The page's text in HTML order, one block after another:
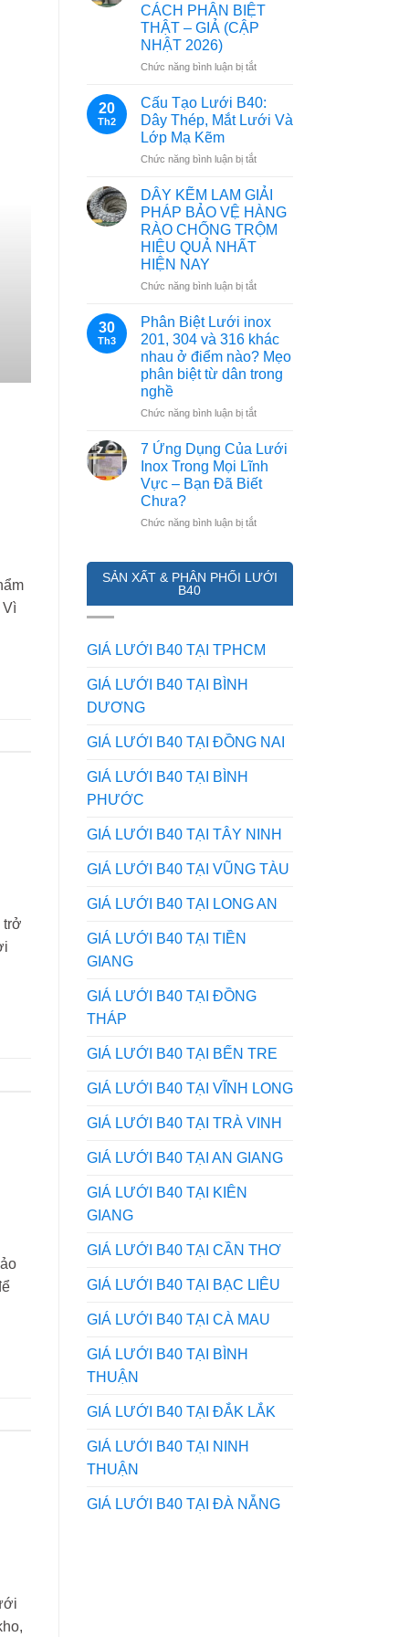
Vì
trở
CÁCH PHÂN BIỆT
THẬT – GIẢ (CẬP
NHẬT 2026)
Chức năng bình luận bị tắtở
INOX
304
LÀ
BẢNG
&
CÁCH
PHÂN
BIỆT
GIẢ
2026)
20
Th2
Cấu Tạo Lưới B40:
Dây Thép, Mắt Lưới Và
Lớp Mạ Kẽm
Chức năng bình luận bị tắtở
Tạo
Lưới
B40:
Dây
Lưới
Mạ
Kẽm
DÂY KẼM LAM GIẢI
PHÁP BẢO VỆ HÀNG
RÀO CHỐNG TRỘM
HIỆU QUẢ NHẤT
HIỆN NAY
Chức năng bình luận bị tắtở
LAM
GIẢI
PHÁP
BẢO
HÀNG
CHỐNG
TRỘM
HIỆU
QUẢ
HIỆN
30
Th3
Phân Biệt Lưới inox
201, 304 và 316 khác
nhau ở điểm nào? Mẹo
phân biệt từ dân trong
nghề
Chức năng bình luận bị tắtở
Biệt
Lưới
inox
201,
và
ở
phân
7 Ứng Dụng Của Lưới
Inox Trong Mọi Lĩnh
Vực – Bạn Đã Biết
Chưa?
Chức năng bình luận bị tắtở
Dụng
Của
Mọi
Biết
SẢN XẤT & PHÂN PHỐI LƯỚI
B40
GIÁ LƯỚI B40 TẠI TPHCM
GIÁ LƯỚI B40 TẠI BÌNH
DƯƠNG
GIÁ LƯỚI B40 TẠI ĐỒNG NAI
GIÁ LƯỚI B40 TẠI BÌNH
PHƯỚC
GIÁ LƯỚI B40 TẠI TÂY NINH
GIÁ LƯỚI B40 TẠI VŨNG TÀU
GIÁ LƯỚI B40 TẠI LONG AN
GIÁ LƯỚI B40 TẠI TIỀN
GIANG
GIÁ LƯỚI B40 TẠI ĐỒNG
THÁP
GIÁ LƯỚI B40 TẠI BẾN TRE
GIÁ LƯỚI B40 TẠI VĨNH LONG
GIÁ LƯỚI B40 TẠI TRÀ VINH
GIÁ LƯỚI B40 TẠI AN GIANG
GIÁ LƯỚI B40 TẠI KIÊN
GIANG
GIÁ LƯỚI B40 TẠI CẦN THƠ
GIÁ LƯỚI B40 TẠI BẠC LIÊU
GIÁ LƯỚI B40 TẠI CÀ MAU
GIÁ LƯỚI B40 TẠI BÌNH
THUẬN
GIÁ LƯỚI B40 TẠI ĐẮK LẮK
GIÁ LƯỚI B40 TẠI NINH
THUẬN
GIÁ LƯỚI B40 TẠI ĐÀ NẴNG